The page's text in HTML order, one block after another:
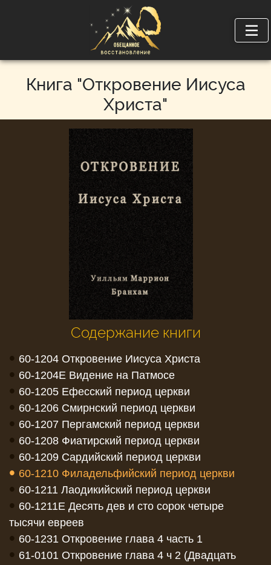
Книга "Откровение Иисуса
Христа"
Содержание книги
• 60-1204 Откровение Иисуса Христа
• 60-1204E Видение на Патмосе
• 60-1205 Ефесский период церкви
• 60-1206 Смирнский период церкви
• 60-1207 Пергамский период церкви
• 60-1208 Фиатирский период церкви
• 60-1209 Сардийский период церкви
• 60-1210 Филадельфийский период церкви
• 60-1211 Лаодикийский период церкви
• 60-1211E Десять дев и сто сорок четыре
тысячи евреев
• 60-1231 Откровение глава 4 часть 1
• 61-0101 Откровение глава 4 ч 2 (Двадцать